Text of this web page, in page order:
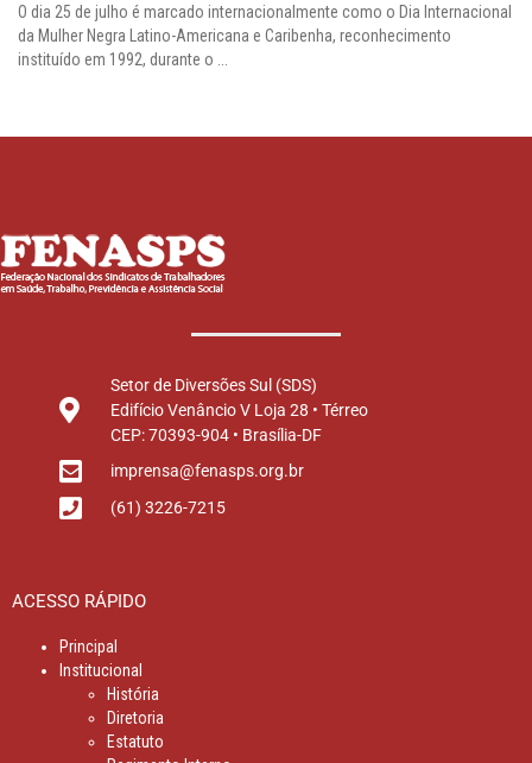
O dia 25 de julho é marcado internacionalmente como o Dia Internacional
da Mulher Negra Latino-Americana e Caribenha, reconhecimento
instituído em 1992, durante o ...
Setor de Diversões Sul (SDS)
Edifício Venâncio V Loja 28 • Térreo
CEP: 70393-904 • Brasília-DF
imprensa@fenasps.org.br
(61) 3226-7215
ACESSO RÁPIDO
Principal
Institucional
História
Diretoria
Estatuto